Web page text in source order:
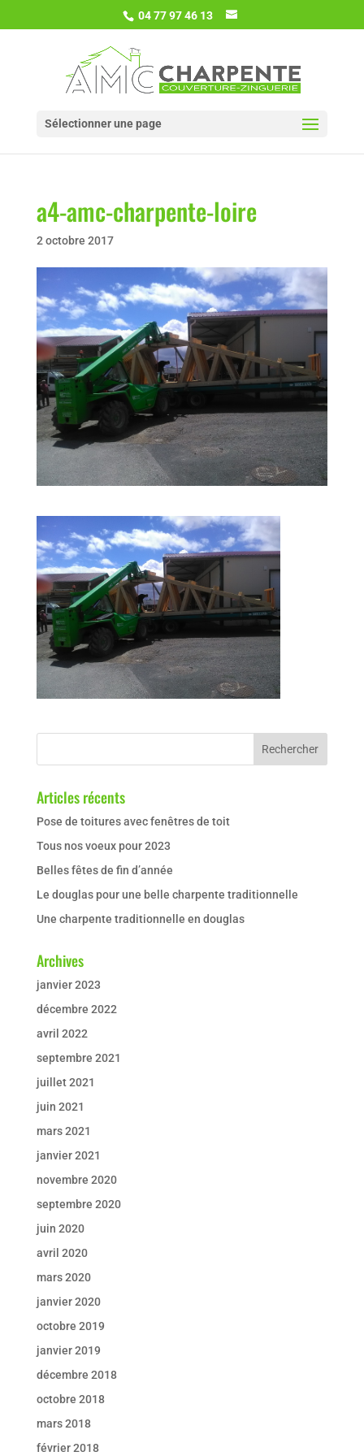
04 77 97 46 13
Sélectionner une page
a4-amc-charpente-loire
2 octobre 2017
Articles récents
Pose de toitures avec fenêtres de toit
Tous nos voeux pour 2023
Belles fêtes de fin d’année
Le douglas pour une belle charpente traditionnelle
Une charpente traditionnelle en douglas
Archives
janvier 2023
décembre 2022
avril 2022
septembre 2021
juillet 2021
juin 2021
mars 2021
janvier 2021
novembre 2020
septembre 2020
juin 2020
avril 2020
mars 2020
janvier 2020
octobre 2019
janvier 2019
décembre 2018
octobre 2018
mars 2018
février 2018